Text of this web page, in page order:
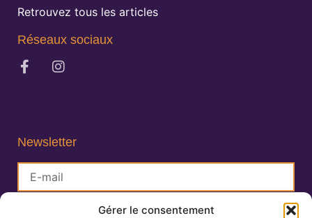
Gérer le consentement
Retrouvez tous les articles
Réseaux sociaux
Newsletter
S'inscrire